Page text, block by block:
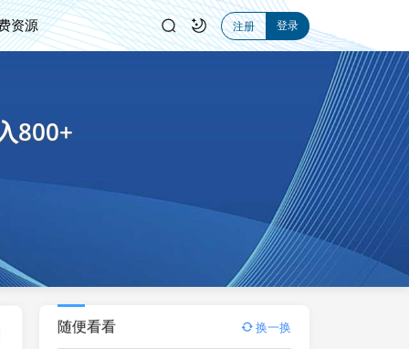
资源 注册 登录
800+
随便看看 换一换